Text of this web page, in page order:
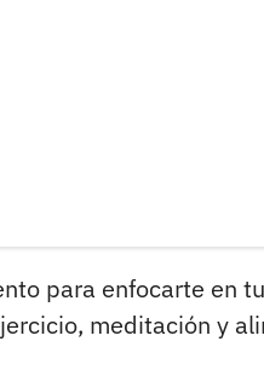
para enfocarte en
meditación y